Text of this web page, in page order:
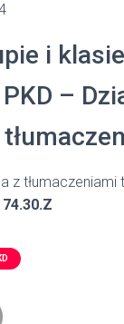
i
–
z
74.30.Z